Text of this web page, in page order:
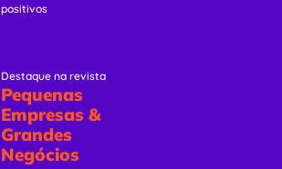
positivos
Destaque na revista
Pequenas
Empresas &
Grandes
Negócios